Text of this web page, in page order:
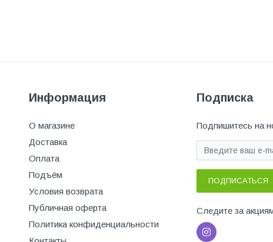
Информация
О магазине
Доставка
Оплата
Подъём
Условия возврата
Публичная оферта
Политика конфиденциальности
Подписка
Подпишитесь на
ПОДПИСАТЬСЯ
Следите за